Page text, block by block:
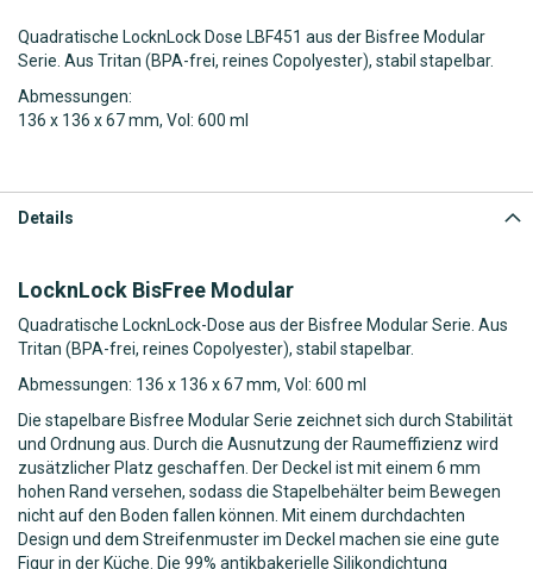
Quadratische LocknLock Dose LBF451 aus der Bisfree Modular
Serie. Aus Tritan (BPA-frei, reines Copolyester), stabil stapelbar.
Abmessungen:
136 x 136 x 67 mm, Vol: 600 ml
Details
LocknLock BisFree Modular
Quadratische LocknLock-Dose aus der Bisfree Modular Serie. Aus
Tritan (BPA-frei, reines Copolyester), stabil stapelbar.
Abmessungen: 136 x 136 x 67 mm, Vol: 600 ml
Die stapelbare Bisfree Modular Serie zeichnet sich durch Stabilität
und Ordnung aus. Durch die Ausnutzung der Raumeffizienz wird
zusätzlicher Platz geschaffen. Der Deckel ist mit einem 6 mm
hohen Rand versehen, sodass die Stapelbehälter beim Bewegen
nicht auf den Boden fallen können. Mit einem durchdachten
Design und dem Streifenmuster im Deckel machen sie eine gute
Figur in der Küche. Die 99% antikbakerielle Silikondichtung